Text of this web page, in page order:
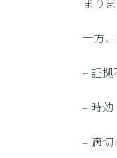
一方
– 証
– 時効
– 適